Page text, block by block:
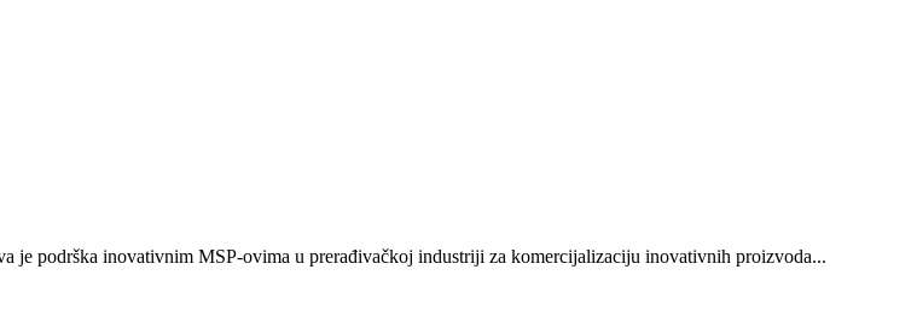
je podrška inovativnim MSP-ovima u prerađivačkoj industriji za komercijalizaciju inovativnih proizvoda...